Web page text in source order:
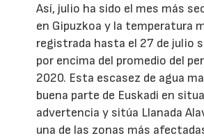
Así, julio ha sido el mes más
en Gipuzkoa y la temperatura
registrada hasta el 27 de julio
por encima del promedio del
2020. Esta escasez de agua
buena parte de Euskadi en
advertencia y sitúa Llanada
una de las zonas más